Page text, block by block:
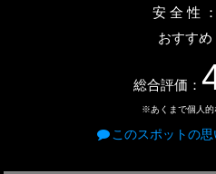
安 全 性 ：
おすすめ
総合評価：
※あくまで個人的
このスポットの